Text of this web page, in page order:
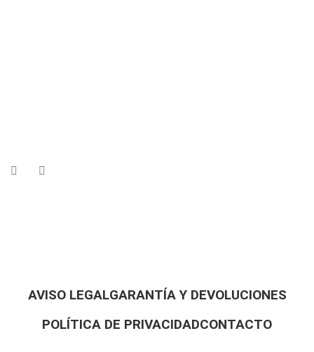
AVISO LEGALGARANTÍA Y DEVOLUCIONES
POLÍTICA DE PRIVACIDADCONTACTO